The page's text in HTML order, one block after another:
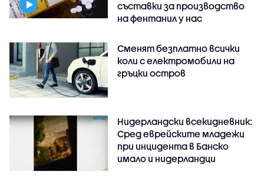
съставки за производство
на фентанил у нас
Сменят безплатно всички
коли с електромобили на
гръцки остров
Нидерландски всекидневник:
Сред еврейските младежи
при инцидента в Банско
имало и нидерландци